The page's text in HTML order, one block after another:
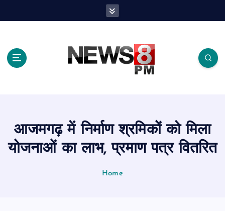
आजमगढ़ में निर्माण श्रमिकों को मिला
योजनाओं का लाभ, प्रमाण पत्र वितरित
Home